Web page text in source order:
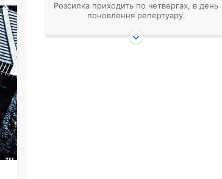
Розсилка приходить по четвергах, в день
поновлення репертуару.